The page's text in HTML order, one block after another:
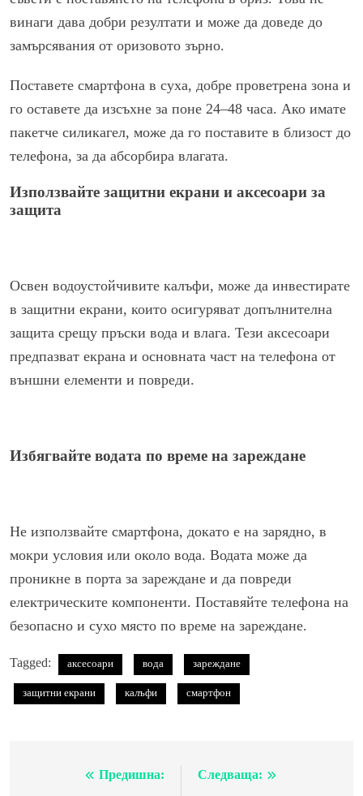
винаги дава добри резултати и може да доведе до
замърсявания от оризовото зърно.
Поставете смартфона в суха, добре проветрена зона и
го оставете да изсъхне за поне 24–48 часа. Ако имате
пакетче силикагел, може да го поставите в близост до
телефона, за да абсорбира влагата.
Използвайте защитни екрани и аксесоари за
защита
Освен водоустойчивите калъфи, може да инвестирате
в защитни екрани, които осигуряват допълнителна
защита срещу пръски вода и влага. Тези аксесоари
предпазват екрана и основната част на телефона от
външни елементи и повреди.
Избягвайте водата по време на зареждане
Не използвайте смартфона, докато е на зарядно, в
мокри условия или около вода. Водата може да
проникне в порта за зареждане и да повреди
електрическите компоненти. Поставяйте телефона на
безопасно и сухо място по време на зареждане.
Tagged: аксесоари вода зареждане
защитни екрани калъфи смартфон
НавигацияПредишна: Следваща: